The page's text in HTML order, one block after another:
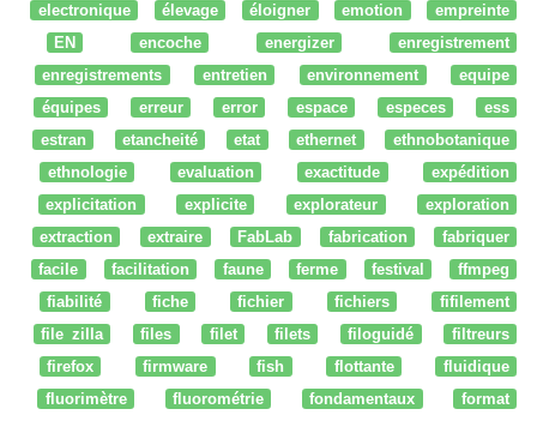
electronique
élevage éloigner emotion
empreinte
EN
encoche energizer
enregistrement
enregistrements
entretien environnement
equipe
équipes
erreur error espace especes
ess
estran
etancheité etat ethernet
ethnobotanique
ethnologie
evaluation exactitude
expédition
explicitation
explicite explorateur
exploration
extraction
extraire FabLab fabrication
fabriquer
facile
facilitation faune ferme festival
ffmpeg
fiabilité
fiche fichier fichiers
fifilement
file zilla
files filet filets filoguidé
filtreurs
firefox
firmware fish flottante
fluidique
fluorimètre
fluorométrie fondamentaux format